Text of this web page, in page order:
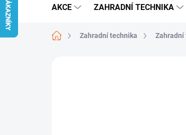
AKCE ZAHRADNÍ TECHNIKA
Domů Zahradní technika Zahradní